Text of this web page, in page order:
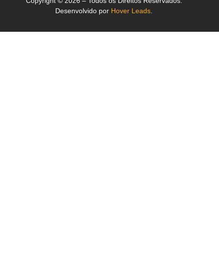
Desenvolvido por Hover Leads